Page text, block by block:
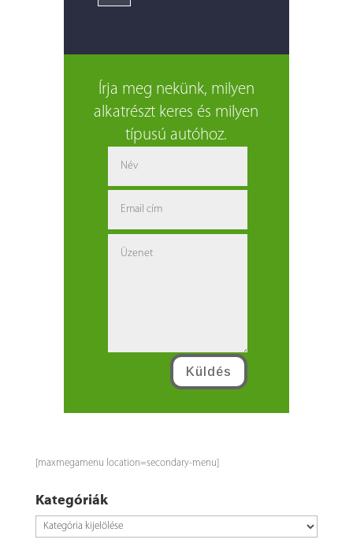
Írja meg nekünk, milyen
alkatrészt keres és milyen
típusú autóhoz.
Küldés
[maxmegamenu location=secondary-menu]
Kategóriák
Kategóriák